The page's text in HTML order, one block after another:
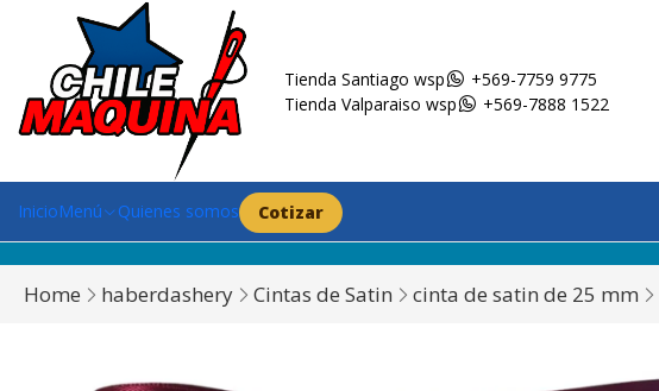
Tienda Santiago wsp
+569-7759 9775
Tienda Valparaiso wsp
+569-7888 1522
InicioMenú Quienes somos Cotizar
Home haberdashery Cintas de Satin cinta de satin de 25 mm